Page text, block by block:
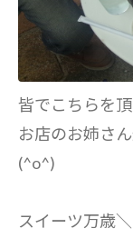
皆でこちらを頂
お店のお姉さ
(^o^)
スイーツ万歳